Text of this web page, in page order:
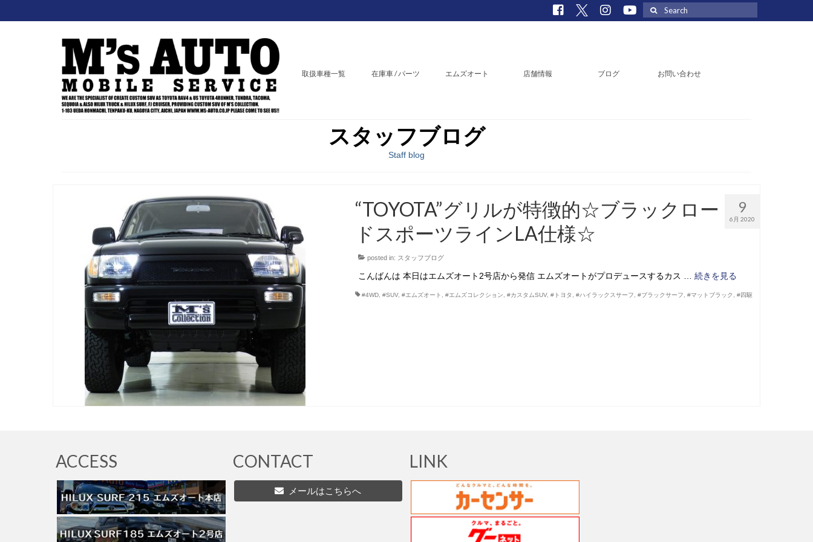
Search
for:
取扱車種一覧 在庫車 / パーツ エムズオート 店舗情報 ブログ お問い合わせ
スタッフブログ
Staff blog
9
6月 2020
“TOYOTA”グリルが特徴的☆ブラックロー
ドスポーツラインLA仕様☆
posted in: スタッフブログ
こんばんは 本日はエムズオート2号店から発信 エムズオートがプロデュースするカス …続きを見る
#4WD ,#SUV,#エムズオート ,#エムズコレクション ,#カスタムSUV,#トヨタ ,#ハイラックスサーフ ,#ブラックサーフ ,#マットブラック ,#四駆
ACCESS CONTACT
メールはこちらへ
LINK